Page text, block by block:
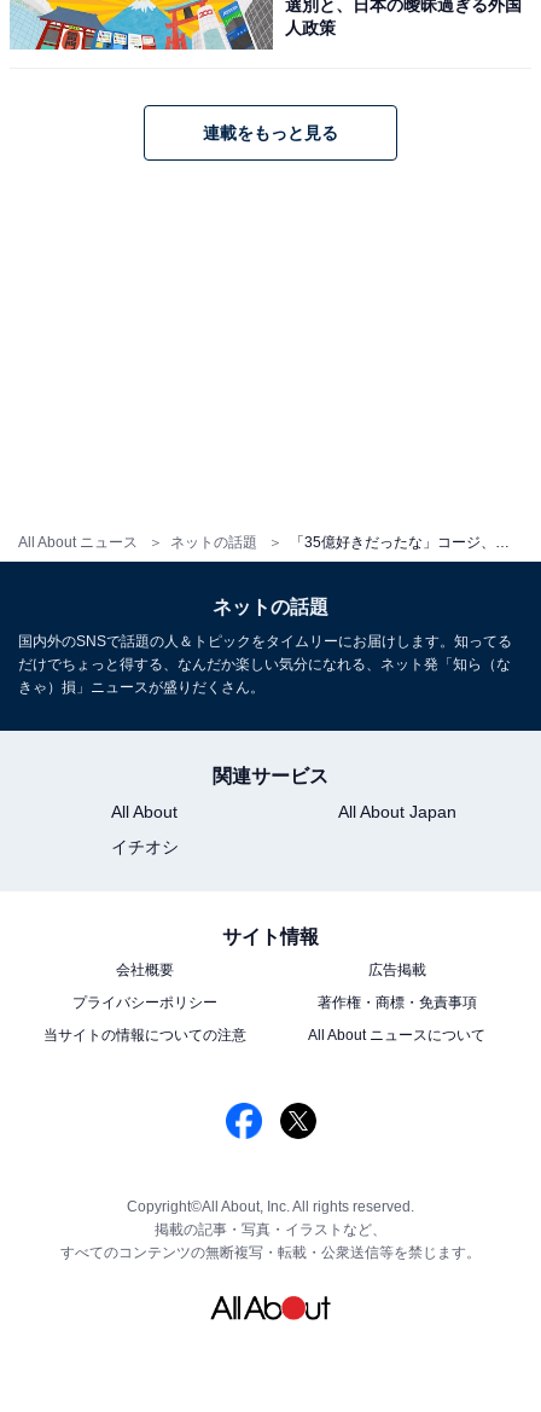
All About ニュース ネットの話題
選別と、日本の曖昧過ぎる外国
人政策
連載をもっと見る
ネットの話題
国内外のSNSで話題の人＆トピックをタイムリーにお届けします。知ってる
だけでちょっと得する、なんだか楽しい気分になれる、ネット発「知ら（な
きゃ）損」ニュースが盛りだくさん。
関連サービス
All About
All About Japan
イチオシ
サイト情報
会社概要
広告掲載
プライバシーポリシー
著作権・商標・免責事項
当サイトの情報についての注意
All About ニュースについて
Copyright©All About, Inc. All rights reserved.
掲載の記事・写真・イラストなど、
すべてのコンテンツの無断複写・転載・公衆送信等を禁じます。